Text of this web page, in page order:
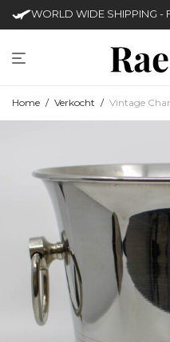
WORLD WIDE SHIPPING - FREE
Home / Verkocht / Vintage